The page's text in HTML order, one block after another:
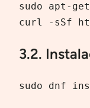
sudo apt-
curl -sSf
3.2.
sudo dnf